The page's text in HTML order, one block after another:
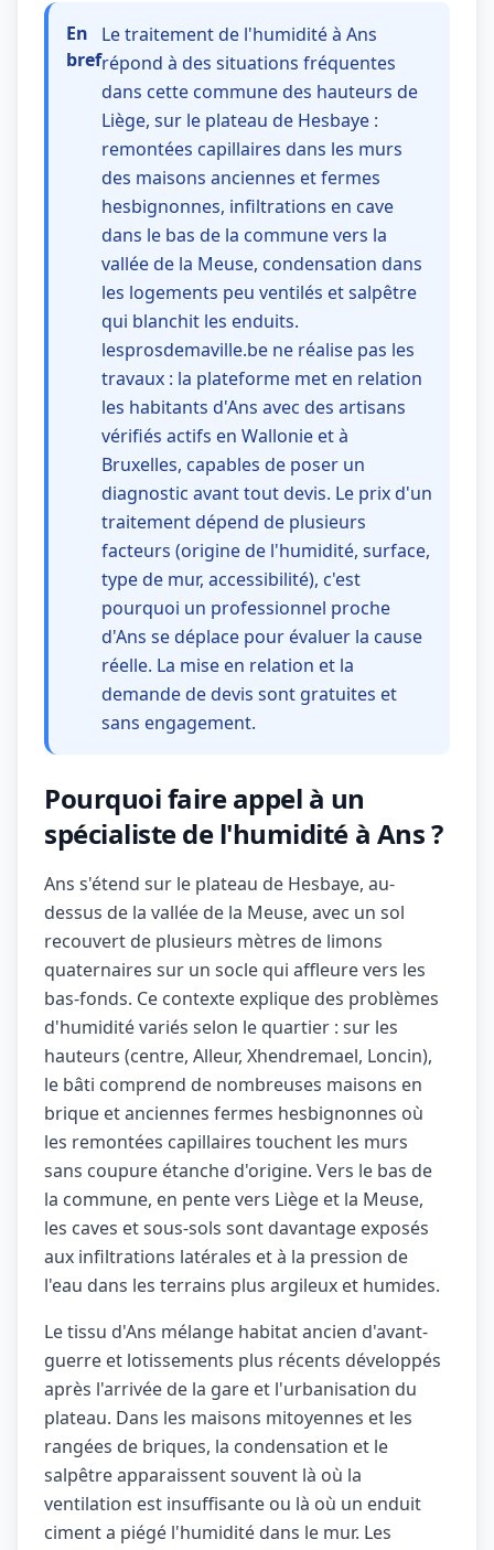
En
bref
Le traitement de l'humidité à Ans
répond à des situations fréquentes
dans cette commune des hauteurs de
Liège, sur le plateau de Hesbaye :
remontées capillaires dans les murs
des maisons anciennes et fermes
hesbignonnes, infiltrations en cave
dans le bas de la commune vers la
vallée de la Meuse, condensation dans
les logements peu ventilés et salpêtre
qui blanchit les enduits.
lesprosdemaville.be ne réalise pas les
travaux : la plateforme met en relation
les habitants d'Ans avec des artisans
vérifiés actifs en Wallonie et à
Bruxelles, capables de poser un
diagnostic avant tout devis. Le prix d'un
traitement dépend de plusieurs
facteurs (origine de l'humidité, surface,
type de mur, accessibilité), c'est
pourquoi un professionnel proche
d'Ans se déplace pour évaluer la cause
réelle. La mise en relation et la
demande de devis sont gratuites et
sans engagement.
Pourquoi faire appel à un
spécialiste de l'humidité à Ans ?
Ans s'étend sur le plateau de Hesbaye, au-
dessus de la vallée de la Meuse, avec un sol
recouvert de plusieurs mètres de limons
quaternaires sur un socle qui affleure vers les
bas-fonds. Ce contexte explique des problèmes
d'humidité variés selon le quartier : sur les
hauteurs (centre, Alleur, Xhendremael, Loncin),
le bâti comprend de nombreuses maisons en
brique et anciennes fermes hesbignonnes où
les remontées capillaires touchent les murs
sans coupure étanche d'origine. Vers le bas de
la commune, en pente vers Liège et la Meuse,
les caves et sous-sols sont davantage exposés
aux infiltrations latérales et à la pression de
l'eau dans les terrains plus argileux et humides.
Le tissu d'Ans mélange habitat ancien d'avant-
guerre et lotissements plus récents développés
après l'arrivée de la gare et l'urbanisation du
plateau. Dans les maisons mitoyennes et les
rangées de briques, la condensation et le
salpêtre apparaissent souvent là où la
ventilation est insuffisante ou là où un enduit
ciment a piégé l'humidité dans le mur. Les